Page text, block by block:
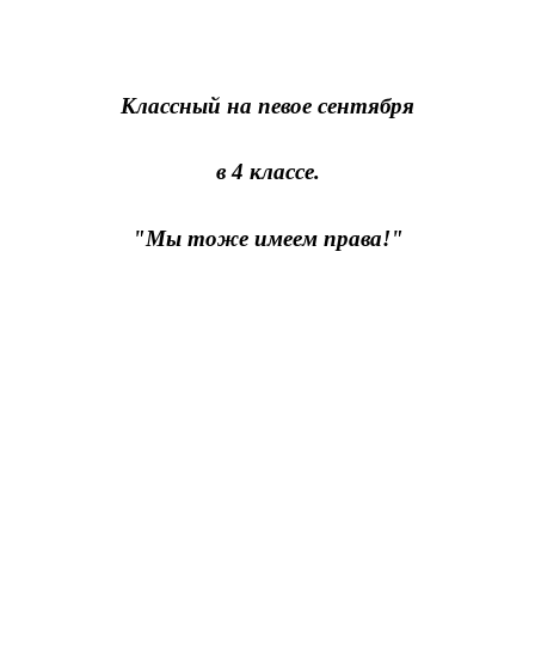
Классный на певое сентября
в 4 классе.
"Мы тоже имеем права!"